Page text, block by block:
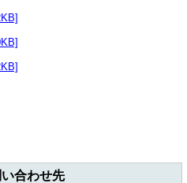
合わせ先